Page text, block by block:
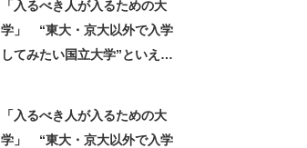
「入るべき人が入るための大
学」 “東大・京大以外で入学
してみたい国立大学”といえ
「入るべき人が入るための大
学」 “東大・京大以外で入学